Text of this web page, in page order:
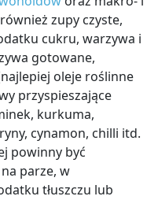
zupy czyste,
cukru, warzywa i
gotowane,
oleje roślinne
przyspieszające
kurkuma,
cynamon, chilli itd.
powinny być
parze, w
tłuszczu lub